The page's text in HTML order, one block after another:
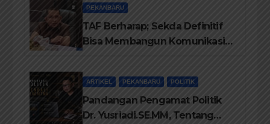
PEKANBARU
TAF Berharap; Sekda Definitif
Bisa Membangun Komunikasi
ARTIKEL PEKANBARU POLITIK
Pandangan Pengamat Politik
Dr. Yusriadi.SE.MM, Tentang